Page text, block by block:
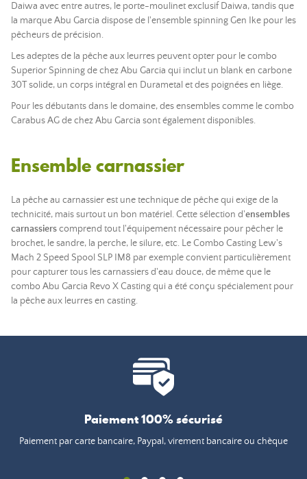
Daiwa avec entre autres, le porte-moulinet exclusif Daiwa, tandis que
la marque Abu Garcia dispose de l'ensemble spinning Gen Ike pour les
pêcheurs de précision.
Les adeptes de la pêche aux leurres peuvent opter pour le combo
Superior Spinning de chez Abu Garcia qui inclut un blank en carbone
30T solide, un corps intégral en Durametal et des poignées en liège.
Pour les débutants dans le domaine, des ensembles comme le combo
Carabus AG de chez Abu Garcia sont également disponibles.
Ensemble carnassier
La pêche au carnassier est une technique de pêche qui exige de la
technicité, mais surtout un bon matériel. Cette sélection d'ensembles
carnassierscomprend tout l'équipement nécessaire pour pêcher le
brochet, le sandre, la perche, le silure, etc. Le Combo Casting Lew's
Mach 2 Speed Spool SLP IM8 par exemple convient particulièrement
pour capturer tous les carnassiers d'eau douce, de même que le
combo Abu Garcia Revo X Casting qui a été conçu spécialement pour
la pêche aux leurres en casting.
Paiement 100% sécurisé
Paiement par carte bancaire, Paypal, virement bancaire ou chèque